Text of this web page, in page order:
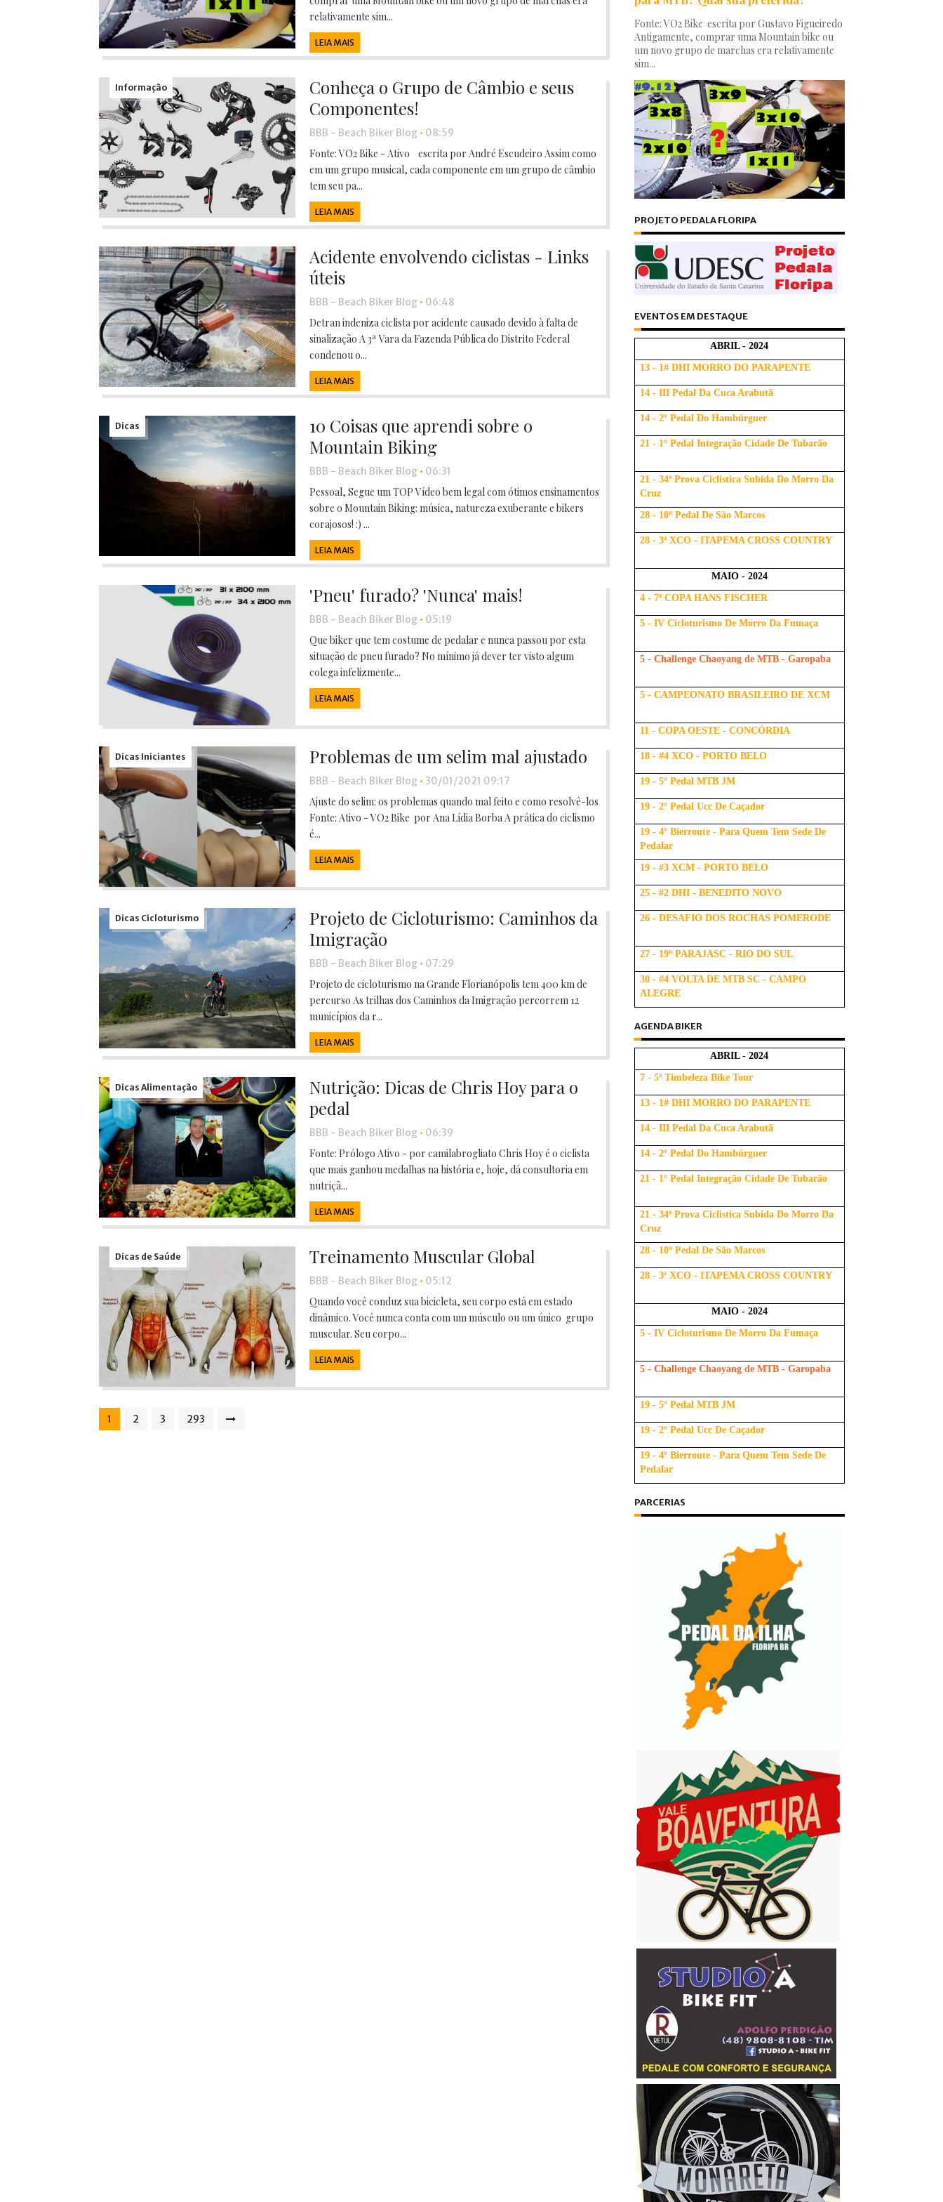
CICLOTURISMO 3º Pedal das Águas BBB - BEACH BIKER BLOG / MARCH 08, 2020
EVENTO Pedala Tour - Floripa #2 - 2024 BBB - BEACH BIKER BLOG
relativamente sim...
LEIA MAIS
Informação
Conheça o Grupo de Câmbio e seus
Componentes!
BBB - Beach Biker Blog• 08:59
Fonte: VO2 Bike - Ativo escrita por André Escudeiro Assim como
em um grupo musical, cada componente em um grupo de câmbio
tem seu pa...
LEIA MAIS
Acidente envolvendo ciclistas - Links
úteis
BBB - Beach Biker Blog• 06:48
Detran indeniza ciclista por acidente causado devido à falta de
sinalização A 3ª Vara da Fazenda Pública do Distrito Federal
condenou o...
LEIA MAIS
Dicas
10 Coisas que aprendi sobre o
Mountain Biking
BBB - Beach Biker Blog• 06:31
Pessoal, Segue um TOP Vídeo bem legal com ótimos ensinamentos
sobre o Mountain Biking: música, natureza exuberante e bikers
corajosos! :) ...
LEIA MAIS
'Pneu' furado? 'Nunca' mais!
BBB - Beach Biker Blog• 05:19
Que biker que tem costume de pedalar e nunca passou por esta
situação de pneu furado? No mínimo já dever ter visto algum
colega infelizmente...
LEIA MAIS
Dicas Iniciantes Problemas de um selim mal ajustado
BBB - Beach Biker Blog• 30/01/2021 09:17
Ajuste do selim: os problemas quando mal feito e como resolvê-los
Fonte: Ativo - VO2 Bike por Ana Lídia Borba A prática do ciclismo
é...
LEIA MAIS
Dicas Cicloturismo
Projeto de Cicloturismo: Caminhos da
Imigração
BBB - Beach Biker Blog• 07:29
Projeto de cicloturismo na Grande Florianópolis tem 400 km de
percurso As trilhas dos Caminhos da Imigração percorrem 12
municípios da r...
LEIA MAIS
Dicas Alimentação
Nutrição: Dicas de Chris Hoy para o
pedal
BBB - Beach Biker Blog• 06:39
Fonte: Prólogo Ativo - por camilabrogliato Chris Hoy é o ciclista
que mais ganhou medalhas na história e, hoje, dá consultoria em
nutriçã...
LEIA MAIS
Dicas de Saúde Treinamento Muscular Global
BBB - Beach Biker Blog• 05:12
Quando você conduz sua bicicleta, seu corpo está em estado
dinâmico. Você nunca conta com um músculo ou um único grupo
muscular. Seu corpo...
LEIA MAIS
1 2 3 293
Fonte: VO2 Bike escrita por Gustavo Figueiredo
Antigamente, comprar uma Mountain bike ou
um novo grupo de marchas era relativamente
sim...
PROJETO PEDALA FLORIPA
EVENTOS EM DESTAQUE
ABRIL - 2024
13 - 1# DHI MORRO DO PARAPENTE
14 - III Pedal Da Cuca Arabutã
14 - 2º Pedal Do Hambúrguer
21 - 1º Pedal Integração Cidade De Tubarão
21 - 34ª Prova Ciclistica Subida Do Morro Da
Cruz
28 - 10º Pedal De São Marcos
28 - 3ª XCO - ITAPEMA CROSS COUNTRY
MAIO - 2024
4 - 7ª COPA HANS FISCHER
5 - IV Cicloturismo De Morro Da Fumaça
5 - Challenge Chaoyang de MTB - Garopaba
5 - CAMPEONATO BRASILEIRO DE XCM
11 - COPA OESTE - CONCÓRDIA
18 - #4 XCO - PORTO BELO
19 - 5º Pedal MTB JM
19 - 2º Pedal Ucc De Caçador
19 - 4º Bierroute - Para Quem Tem Sede De
Pedalar
19 - #3 XCM - PORTO BELO
25 - #2 DHI - BENEDITO NOVO
26 - DESAFIO DOS ROCHAS POMERODE
27 - 19º PARAJASC - RIO DO SUL
30 - #4 VOLTA DE MTB SC - CAMPO
ALEGRE
AGENDA BIKER
ABRIL - 2024
7 - 5ª Timbeleza Bike Tour
13 - 1# DHI MORRO DO PARAPENTE
14 - III Pedal Da Cuca Arabutã
14 - 2º Pedal Do Hambúrguer
21 - 1º Pedal Integração Cidade De Tubarão
21 - 34ª Prova Ciclistica Subida Do Morro Da
Cruz
28 - 10º Pedal De São Marcos
28 - 3ª XCO - ITAPEMA CROSS COUNTRY
MAIO - 2024
5 - IV Cicloturismo De Morro Da Fumaça
5 - Challenge Chaoyang de MTB - Garopaba
19 - 5º Pedal MTB JM
19 - 2º Pedal Ucc De Caçador
19 - 4º Bierroute - Para Quem Tem Sede De
Pedalar
PARCERIAS